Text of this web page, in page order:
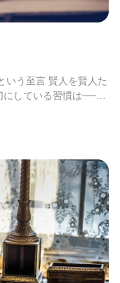
いう至言 賢人を賢人た
にしている習慣は──…